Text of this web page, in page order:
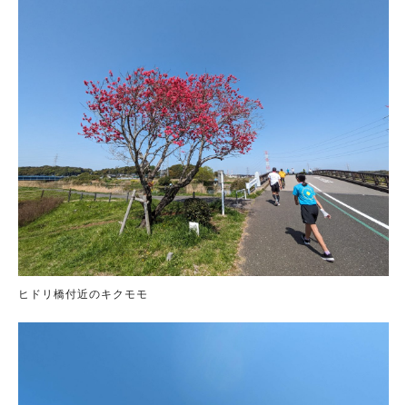
ヒドリ橋付近のキクモモ